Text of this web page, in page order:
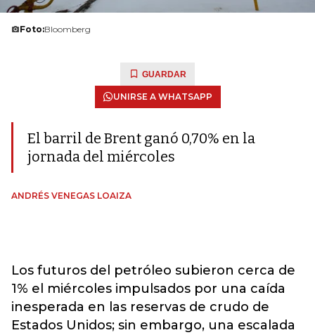
Foto:Bloomberg
GUARDAR
UNIRSE A WHATSAPP
El barril de Brent ganó 0,70% en la
jornada del miércoles
ANDRÉS VENEGAS LOAIZA
Los futuros del petróleo subieron cerca de
1% el miércoles impulsados por una caída
inesperada en las reservas de crudo de
Estados Unidos; sin embargo, una escalada